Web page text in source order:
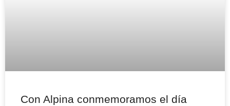
Con Alpina conmemoramos el día